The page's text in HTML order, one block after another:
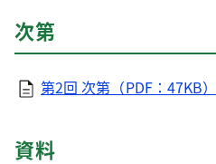
次第
第2回 次第（PDF：47KB）
資料